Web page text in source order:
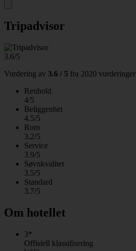
Tripadvisor
3.6/5
Vurdering av 3.6 / 5 fra 2020 vurderinger
Renhold
4/5
Beliggenhet
4.5/5
Rom
3.2/5
Service
3.9/5
Søvnkvalitet
3.5/5
Standard
3.7/5
Om hotellet
3*
Offisiell klassifisering